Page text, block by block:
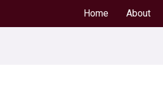
Home About